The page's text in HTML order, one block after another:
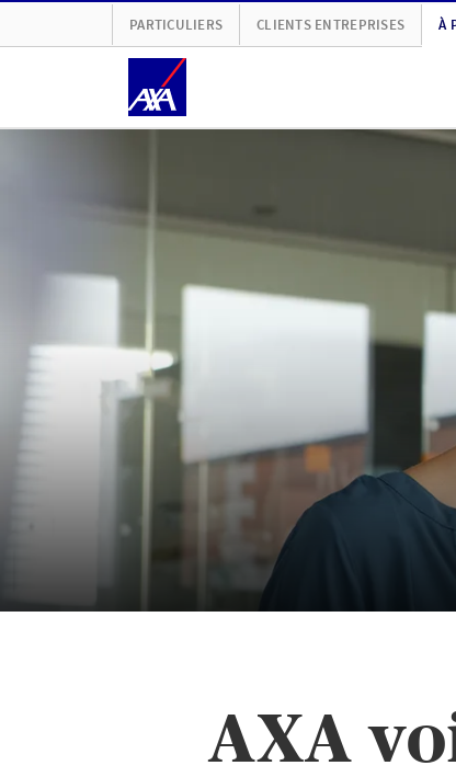
PARTICULIERS CLIENTS ENTREPRISES À
AXA